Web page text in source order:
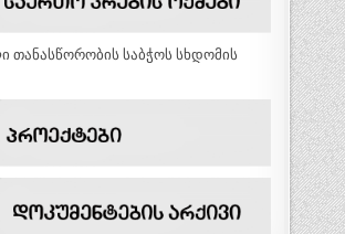
თანასწორობის საბჭოს სხდომის